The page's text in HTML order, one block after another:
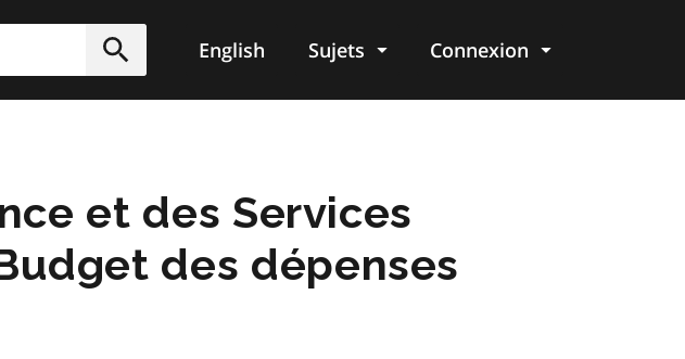
Soumettre
English Sujets Connexion
et des Services
des dépenses